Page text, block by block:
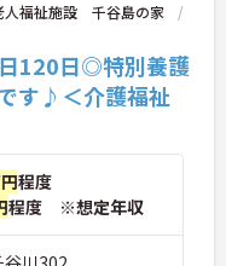
人福祉施設 千谷島の家
日120日◎特別養護
す♪＜介護福祉
程度
程度 ※想定年収